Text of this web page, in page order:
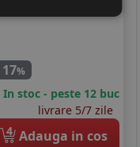
17%
In stoc - peste 12 buc
livrare 5/7 zile
4 Adauga in cos